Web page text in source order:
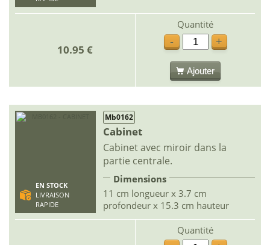
10.95 €
Quantité
-
+
Ajouter
EN STOCK
LIVRAISON
RAPIDE
Mb0162
Cabinet
Cabinet avec miroir dans la
partie centrale.
Dimensions
11 cm longueur x 3.7 cm
profondeur x 15.3 cm hauteur
Quantité